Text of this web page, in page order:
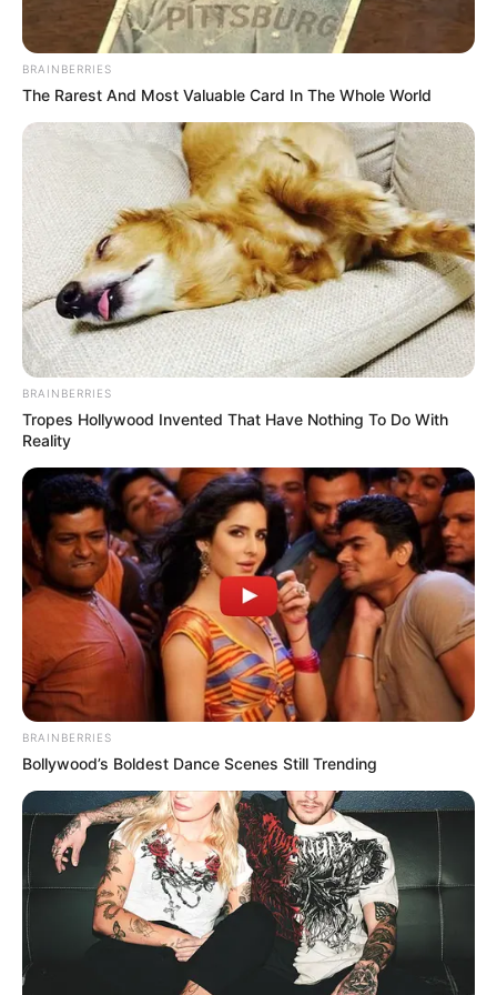
¿Qué números salieron esta noche?
Consulte Chontico y otros sorteos
HOY 14 de junio de 2026
¿A qué hora juegan los chances del
Chontico Día: 1:00 PM.
Sinuano Día:2:30 PM.
La Caribeña Día:
🔴 EN VIVO | Sorteo del Chontico Día
HOY lunes festivo 15 de junio de
2026
Chontico Día suele ser uno de los primeros resultados
revisados por quienes siguen la programación de sorteos
durante los días festivos.
BRAINBERRIES
The Rarest And Most Valuable Card In The Whole World
BRAINBERRIES
Tropes Hollywood Invented That Have Nothing To Do With
Reality
BRAINBERRIES
Bollywood’s Boldest Dance Scenes Still Trending